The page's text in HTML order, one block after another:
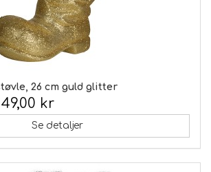
26 cm guld glitter
kr
Se detaljer